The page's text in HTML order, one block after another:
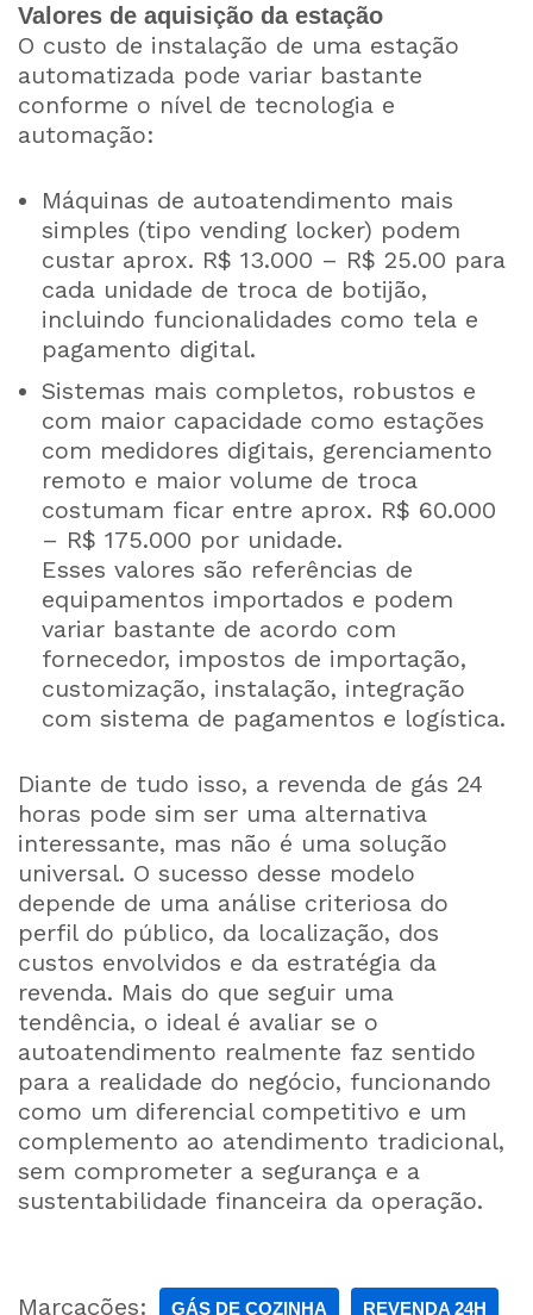
Valores de aquisição da estação
O custo de instalação de uma estação
automatizada pode variar bastante
conforme o nível de tecnologia e
automação:
Máquinas de autoatendimento mais
simples (tipo vending locker) podem
custar aprox. R$ 13.000 – R$ 25.00 para
cada unidade de troca de botijão,
incluindo funcionalidades como tela e
pagamento digital.
Sistemas mais completos, robustos e
com maior capacidade como estações
com medidores digitais, gerenciamento
remoto e maior volume de troca
costumam ficar entre aprox. R$ 60.000
– R$ 175.000 por unidade.
Esses valores são referências de
equipamentos importados e podem
variar bastante de acordo com
fornecedor, impostos de importação,
customização, instalação, integração
com sistema de pagamentos e logística.
Diante de tudo isso, a revenda de gás 24
horas pode sim ser uma alternativa
interessante, mas não é uma solução
universal. O sucesso desse modelo
depende de uma análise criteriosa do
perfil do público, da localização, dos
custos envolvidos e da estratégia da
revenda. Mais do que seguir uma
tendência, o ideal é avaliar se o
autoatendimento realmente faz sentido
para a realidade do negócio, funcionando
como um diferencial competitivo e um
complemento ao atendimento tradicional,
sem comprometer a segurança e a
sustentabilidade financeira da operação.
Marcações: GÁS DE COZINHA REVENDA 24H